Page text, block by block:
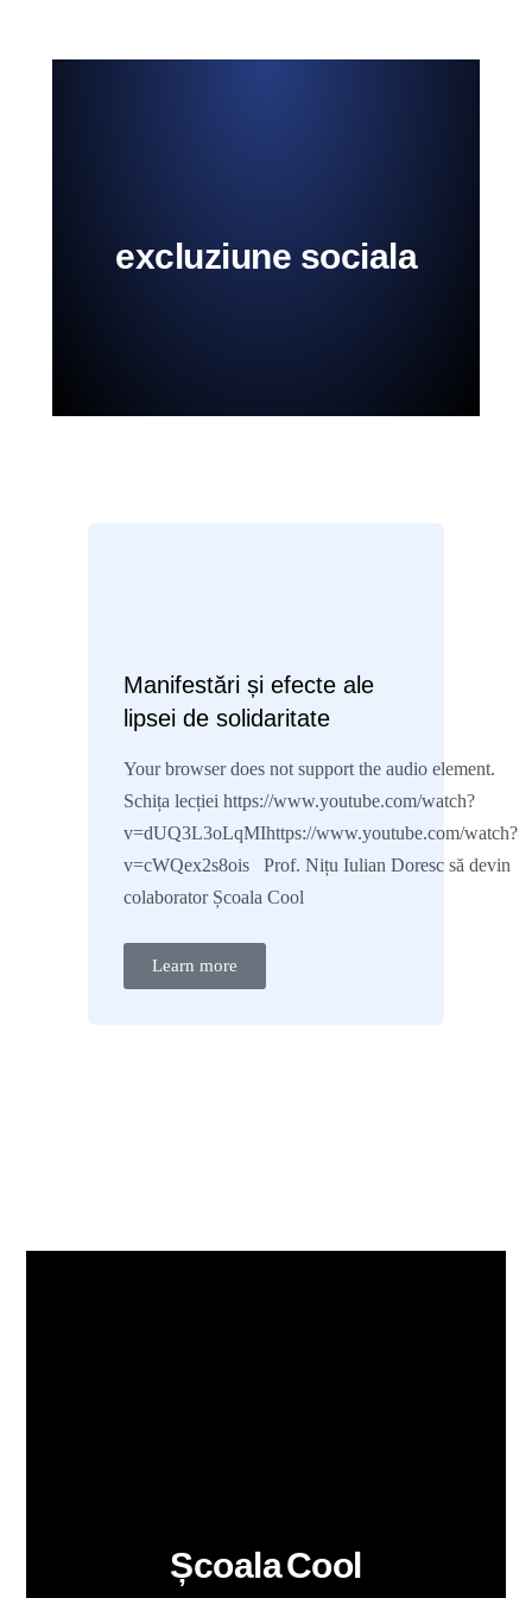
excluziune sociala
Manifestări și efecte ale
lipsei de solidaritate
Your browser does not support the audio element.
Schița lecției https://www.youtube.com/watch?
v=dUQ3L3oLqMIhttps://www.youtube.com/watch?
v=cWQex2s8ois Prof. Nițu Iulian Doresc să devin
colaborator Școala Cool
Learn more
Școala Cool